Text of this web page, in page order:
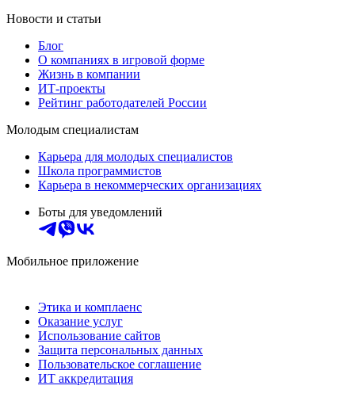
Новости и статьи
Блог
О компаниях в игровой форме
Жизнь в компании
ИТ-проекты
Рейтинг работодателей России
Молодым специалистам
Карьера для молодых специалистов
Школа программистов
Карьера в некоммерческих организациях
Боты для уведомлений
Мобильное приложение
Этика и комплаенс
Оказание услуг
Использование сайтов
Защита персональных данных
Пользовательское соглашение
ИТ аккредитация